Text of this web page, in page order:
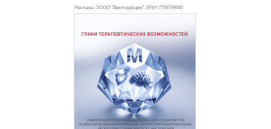
Реклама. ОООО "Векторфарм", ИНН 7704799640